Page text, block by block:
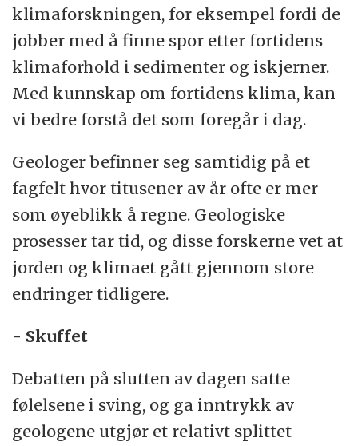
energiminister
Eystein Jansen fra Bjerknessenteret i Bergen
Gerald Haug fra Eidgenössische Technische
Hochschulei Zürich i Sveits
Lennart Bengtsson fra Max Planck Institute
for Meteorology i Tyskland og University of
Reading i Storbritannia
klimaforskningen, for eksempel fordi de
jobber med å finne spor etter fortidens
klimaforhold i sedimenter og iskjerner.
Med kunnskap om fortidens klima, kan
vi bedre forstå det som foregår i dag.
Geologer befinner seg samtidig på et
fagfelt hvor titusener av år ofte er mer
som øyeblikk å regne. Geologiske
prosesser tar tid, og disse forskerne vet at
jorden og klimaet gått gjennom store
endringer tidligere.
- Skuffet
Debatten på slutten av dagen satte
følelsene i sving, og ga inntrykk av
geologene utgjør et relativt splittet